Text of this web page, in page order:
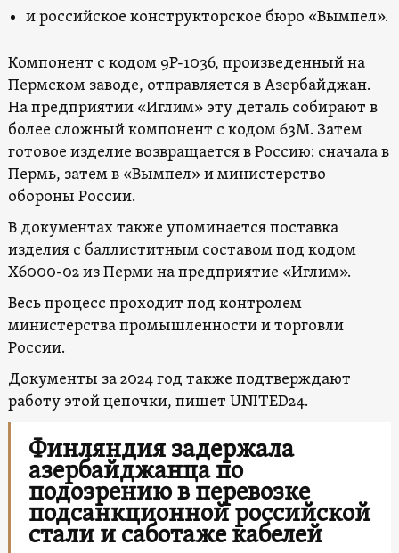
и российское конструкторское бюро «Вымпел».
Компонент с кодом 9Р-1036, произведенный на
Пермском заводе, отправляется в Азербайджан.
На предприятии «Иглим» эту деталь собирают в
более сложный компонент с кодом 63М. Затем
готовое изделие возвращается в Россию: сначала в
Пермь, затем в «Вымпел» и министерство
обороны России.
В документах также упоминается поставка
изделия с баллиститным составом под кодом
X6000-02 из Перми на предприятие «Иглим».
Весь процесс проходит под контролем
министерства промышленности и торговли
России.
Документы за 2024 год также подтверждают
работу этой цепочки, пишет UNITED24.
Финляндия задержала
азербайджанца по
подозрению в перевозке
подсанкционной российской
стали и саботаже кабелей